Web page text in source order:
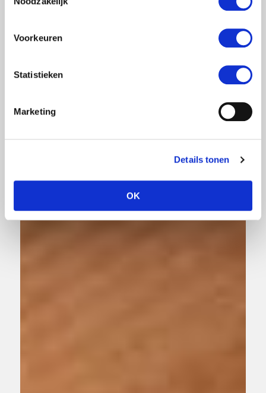
Voorkeuren
Statistieken
Marketing
Details tonen
OK